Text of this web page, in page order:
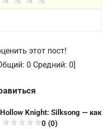
этот пост!
0 Средний: 0]
Knight: Silksong — как
0 (0)